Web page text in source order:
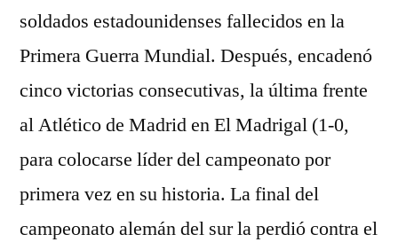
soldados estadounidenses fallecidos en la
Primera Guerra Mundial. Después, encadenó
cinco victorias consecutivas, la última frente
al Atlético de Madrid en El Madrigal (1-0,
para colocarse líder del campeonato por
primera vez en su historia. La final del
campeonato alemán del sur la perdió contra el